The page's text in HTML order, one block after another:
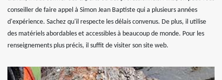
conseiller de faire appel à Simon Jean Baptiste qui a plusieurs années
d'expérience. Sachez qu'il respecte les délais convenus. De plus, il utilise
des matériels abordables et accessibles à beaucoup de monde. Pour les
renseignements plus précis, il suffit de visiter son site web.